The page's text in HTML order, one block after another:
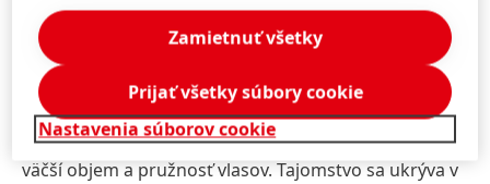
Cool je určený pre normálne až mastné vlasy. Mentol,
ktorý šampón obsahuje, prirodzene osviežuje
pokožku hlavy. Sprchový gél a dezodorant Fa Men
XTRA je ideálnou vzpruhou pre každého muža, ktorý
po športe potrebuje dobiť energiu. Ďalší z variantov
ponúka šampón Syoss Men Power, ktorý zaručuje
väčší objem a pružnosť vlasov. Tajomstvo sa ukrýva v
Nastavenia súborov cookie
Zamietnuť všetky
Prijať všetky súbory cookie